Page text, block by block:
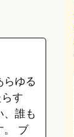
らゆる
す
、誰も
。 ブ